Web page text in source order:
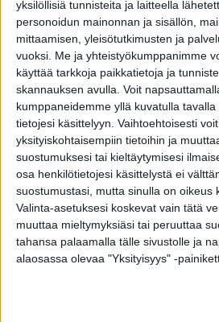
yksilöllisiä tunnisteita ja laitteella
personoidun mainonnan ja sisällön,
mittaamisen, yleisötutkimusten ja
vuoksi. Me ja yhteistyökumppanimme
käyttää tarkkoja paikkatietoja ja
skannauksen avulla. Voit
kumppaneidemme yllä kuvatulla
tietojesi käsittelyyn. Vaihtoehtoisesti
yksityiskohtaisempiin tietoihin ja
suostumuksesi tai kieltäytymisesi
osa henkilötietojesi käsittelystä ei
suostumustasi, mutta sinulla on oikeus
Valinta-asetuksesi koskevat vain tätä
muuttaa mieltymyksiäsi tai peruuttaa
tahansa palaamalla tälle sivustolle ja
alaosassa olevaa "Yksityisyys" -
1 kg silakkafileitä
Kypsennysliemi:
2,5 dl väkiviinaetikkaa
2 dl sokeria
7 dl vettä
2 rkl hienokiteistä merisuolaa